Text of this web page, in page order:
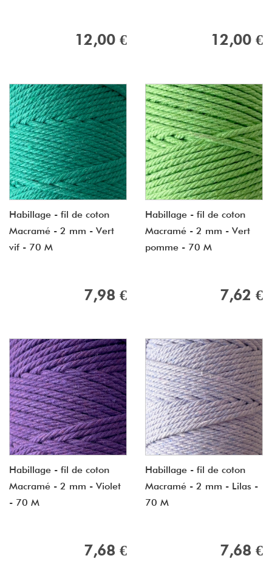
12,00 € 12,00 €
Habillage - fil de coton
Macramé - 2 mm - Vert
vif - 70 M
7,98 €
Habillage - fil de coton
Macramé - 2 mm - Vert
pomme - 70 M
7,62 €
Habillage - fil de coton
Macramé - 2 mm - Violet
- 70 M
7,68 €
Habillage - fil de coton
Macramé - 2 mm - Lilas -
70 M
7,68 €